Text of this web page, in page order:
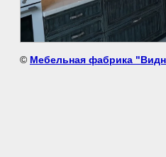
© Мебельная фабрика